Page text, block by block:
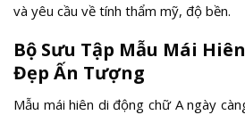
và yêu cầu về tính thẩm mỹ, độ bền.
Bộ Sưu Tập Mẫu Mái
Đẹp Ấn Tượng
Mẫu mái hiên di động chữ A ngày